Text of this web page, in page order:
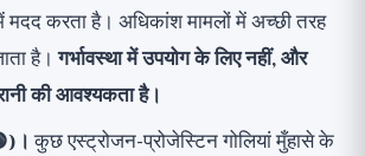
मदद करता है। अधिकांश मामलों में अच्छी तरह
है।गर्भावस्था में उपयोग के लिए नहीं, और
की आवश्यकता है।
कुछ एस्ट्रोजन-प्रोजेस्टिन गोलियां मुँहासे के